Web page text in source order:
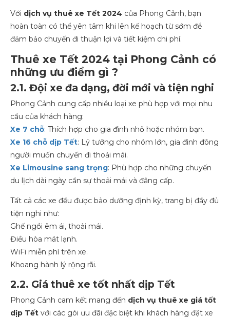
Với dịch vụ thuê xe Tết 2024 của Phong Cảnh, bạn
hoàn toàn có thể yên tâm khi lên kế hoạch từ sớm để
đảm bảo chuyến đi thuận lợi và tiết kiệm chi phí.
Thuê xe Tết 2024 tại Phong Cảnh có
những ưu điểm gì ?
2.1. Đội xe đa dạng, đời mới và tiện nghi
Phong Cảnh cung cấp nhiều loại xe phù hợp với mọi nhu
cầu của khách hàng:
Xe 7 chỗ: Thích hợp cho gia đình nhỏ hoặc nhóm bạn.
Xe 16 chỗ dịp Tết: Lý tưởng cho nhóm lớn, gia đình đông
người muốn chuyến đi thoải mái.
Xe Limousine sang trọng: Phù hợp cho những chuyến
du lịch dài ngày cần sự thoải mái và đẳng cấp.
Tất cả các xe đều được bảo dưỡng định kỳ, trang bị đầy đủ
tiện nghi như:
Ghế ngồi êm ái, thoải mái.
Điều hòa mát lạnh.
WiFi miễn phí trên xe.
Khoang hành lý rộng rãi.
2.2. Giá thuê xe tốt nhất dịp Tết
Phong Cảnh cam kết mang đến dịch vụ thuê xe giá tốt
dịp Tết với các gói ưu đãi đặc biệt khi khách hàng đặt xe